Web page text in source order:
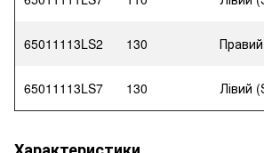
65011113LS2
130
65011113LS7
130 Лівий